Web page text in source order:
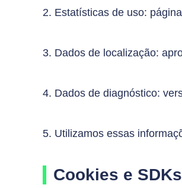
2. Estatísticas de uso:
3. Dados de localização:
4. Dados de diagnóstico:
5. Utilizamos essas
Cookies e SDKs